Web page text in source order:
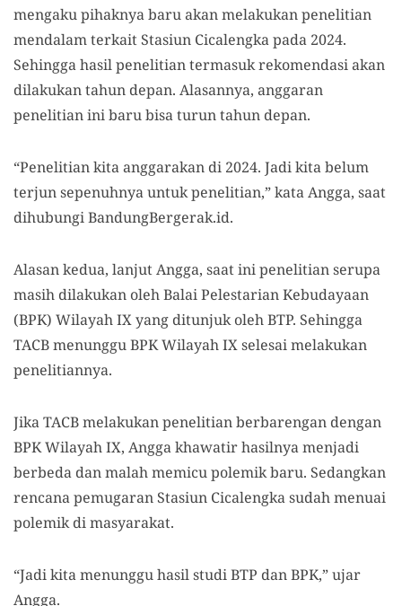
mengaku pihaknya baru akan melakukan penelitian
mendalam terkait Stasiun Cicalengka pada 2024.
Sehingga hasil penelitian termasuk rekomendasi akan
dilakukan tahun depan. Alasannya, anggaran
penelitian ini baru bisa turun tahun depan.
“Penelitian kita anggarakan di 2024. Jadi kita belum
terjun sepenuhnya untuk penelitian,” kata Angga, saat
dihubungi BandungBergerak.id.
Alasan kedua, lanjut Angga, saat ini penelitian serupa
masih dilakukan oleh Balai Pelestarian Kebudayaan
(BPK) Wilayah IX yang ditunjuk oleh BTP. Sehingga
TACB menunggu BPK Wilayah IX selesai melakukan
penelitiannya.
Jika TACB melakukan penelitian berbarengan dengan
BPK Wilayah IX, Angga khawatir hasilnya menjadi
berbeda dan malah memicu polemik baru. Sedangkan
rencana pemugaran Stasiun Cicalengka sudah menuai
polemik di masyarakat.
“Jadi kita menunggu hasil studi BTP dan BPK,” ujar
Angga.